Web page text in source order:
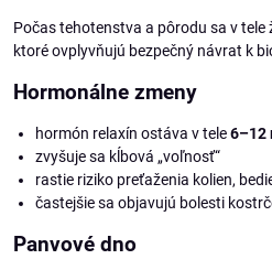
Počas tehotenstva a pôrodu sa v tele
ktoré ovplyvňujú bezpečný návrat k
Hormonálne zmeny
hormón relaxín ostáva v tele6–12
zvyšuje sa kĺbová „voľnosť“
rastie riziko preťaženia kolien,
častejšie sa objavujú bolesti
Panvové dno